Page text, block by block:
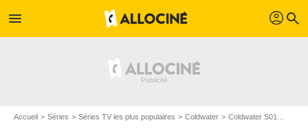
menu profil search
Accueil Séries Séries TV les plus populaires Coldwater Coldwater S01